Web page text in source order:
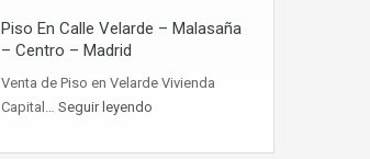
Piso En Calle Velarde – Malasaña
– Centro – Madrid
Venta de Piso en Velarde Vivienda
Capital… Seguir leyendo